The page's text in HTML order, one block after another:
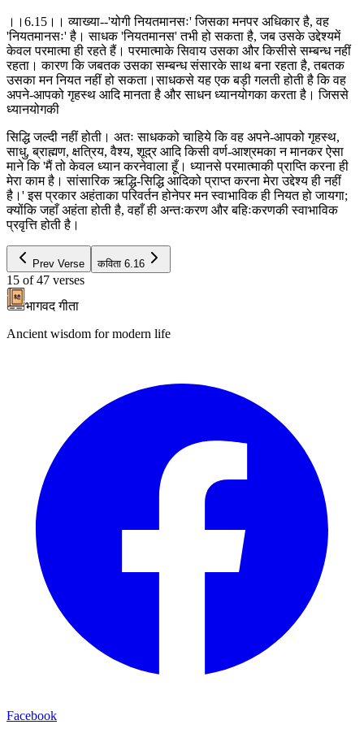
।।6.15।। व्याख्या--'योगी नियतमानसः' जिसका मनपर अधिकार है, वह
'नियतमानसः' है। साधक 'नियतमानस' तभी हो सकता है, जब उसके उद्देश्यमें
केवल परमात्मा ही रहते हैं। परमात्माके सिवाय उसका और किसीसे सम्बन्ध नहीं
रहता। कारण कि जबतक उसका सम्बन्ध संसारके साथ बना रहता है, तबतक
उसका मन नियत नहीं हो सकता।साधकसे यह एक बड़ी गलती होती है कि वह
अपने-आपको गृहस्थ आदि मानता है और साधन ध्यानयोगका करता है। जिससे
ध्यानयोगकी
सिद्धि जल्दी नहीं होती। अतः साधकको चाहिये कि वह अपने-आपको गृहस्थ,
साधु, ब्राह्मण, क्षत्रिय, वैश्य, शूद्र आदि किसी वर्ण-आश्रमका न मानकर ऐसा
माने कि 'मैं तो केवल ध्यान करनेवाला हूँ। ध्यानसे परमात्माकी प्राप्ति करना ही
मेरा काम है। सांसारिक ऋद्धि-सिद्धि आदिको प्राप्त करना मेरा उद्देश्य ही नहीं
है।' इस प्रकार अहंताका परिवर्तन होनेपर मन स्वाभाविक ही नियत हो जायगा;
क्योंकि जहाँ अहंता होती है, वहाँ ही अन्तःकरण और बहिःकरणकी स्वाभाविक
प्रवृत्ति होती है।
Prev Verse कविता 6.16
15 of 47 verses
भागवद गीता
Ancient wisdom for modern life
Facebook